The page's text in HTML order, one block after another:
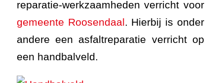
reparatie-werkzaamheden verricht voor
gemeente Roosendaal . Hierbij is onder
andere een asfaltreparatie verricht op
een handbalveld.